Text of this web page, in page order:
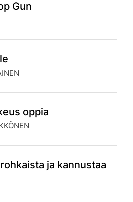
Gun
oppia
ja kannustaa